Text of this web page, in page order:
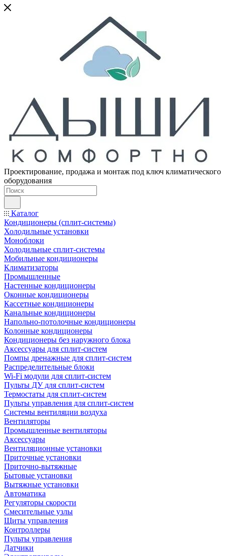
Проектирование, продажа и монтаж под ключ климатического
оборудования
Каталог
Кондиционеры (сплит-системы)
Холодильные установки
Моноблоки
Холодильные сплит-системы
Мобильные кондиционеры
Климатизаторы
Промышленные
Настенные кондиционеры
Оконные кондиционеры
Кассетные кондиционеры
Канальные кондиционеры
Напольно-потолочные кондиционеры
Колонные кондиционеры
Кондиционеры без наружного блока
Аксессуары для сплит-систем
Помпы дренажные для сплит-систем
Распределительные блоки
Wi-Fi модули для сплит-систем
Пульты ДУ для сплит-систем
Термостаты для сплит-систем
Пульты управления для сплит-систем
Системы вентиляции воздуха
Вентиляторы
Промышленные вентиляторы
Аксессуары
Вентиляционные установки
Приточные установки
Приточно-вытяжные
Бытовые установки
Вытяжные установки
Автоматика
Регуляторы скорости
Смесительные узлы
Щиты управления
Контроллеры
Пульты управления
Датчики